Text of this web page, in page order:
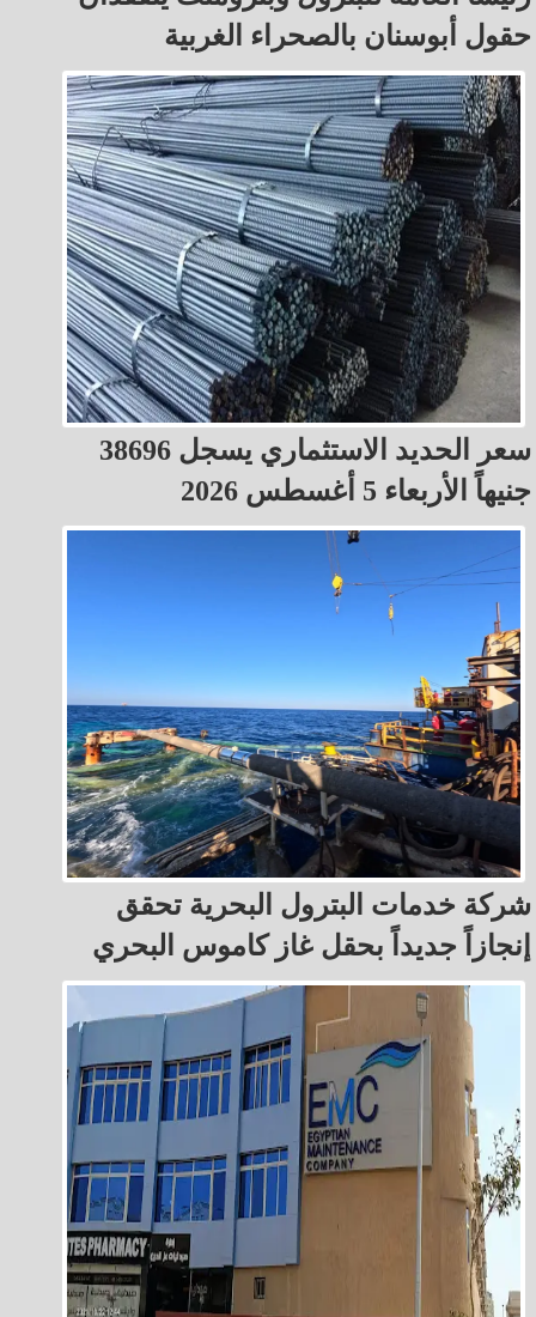
حقول أبوسنان بالصحراء الغربية
سعر الحديد الاستثماري يسجل 38696
جنيهاً الأربعاء 5 أغسطس 2026
شركة خدمات البترول البحرية تحقق
إنجازاً جديداً بحقل غاز كاموس البحري